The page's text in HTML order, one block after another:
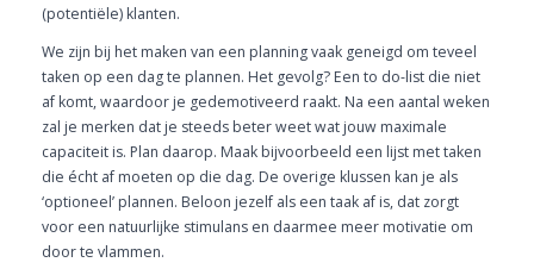
(potentiële) klanten.
We zijn bij het maken van een planning vaak geneigd om teveel
taken op een dag te plannen. Het gevolg? Een to do-list die niet
af komt, waardoor je gedemotiveerd raakt. Na een aantal weken
zal je merken dat je steeds beter weet wat jouw maximale
capaciteit is. Plan daarop. Maak bijvoorbeeld een lijst met taken
die écht af moeten op die dag. De overige klussen kan je als
‘optioneel’ plannen. Beloon jezelf als een taak af is, dat zorgt
voor een natuurlijke stimulans en daarmee meer motivatie om
door te vlammen.